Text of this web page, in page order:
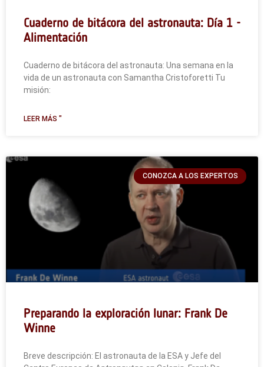
Cuaderno de bitácora del astronauta: Día 1 -
Alimentación
Cuaderno de bitácora del astronauta: Una semana en la
vida de un astronauta con Samantha Cristoforetti Tu
misión:
LEER MÁS "
CONOZCA A LOS EXPERTOS
Preparando la exploración lunar: Frank De
Winne
Breve descripción: El astronauta de la ESA y Jefe del